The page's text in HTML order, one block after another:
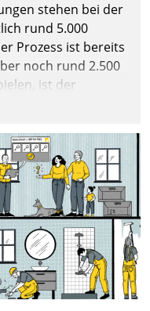
stehen bei der
rund 5.000
Prozess ist bereits
noch rund 2.500
ist der
immens. Im
daher
GmbH den
digitalisiert.